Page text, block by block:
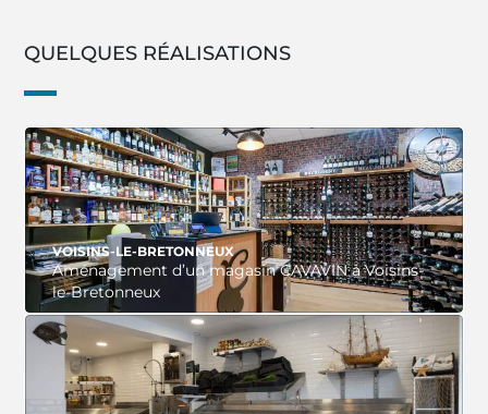
QUELQUES RÉALISATIONS
VOISINS-LE-BRETONNEUX
Aménagement d’un magasin CAVAVIN à Voisins-
le-Bretonneux
VOIR LE PROJET